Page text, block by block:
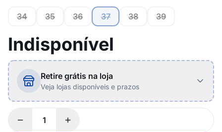
34 35 36 37 38 39
Indisponível
Retire grátis na loja
Veja lojas disponíveis e prazos